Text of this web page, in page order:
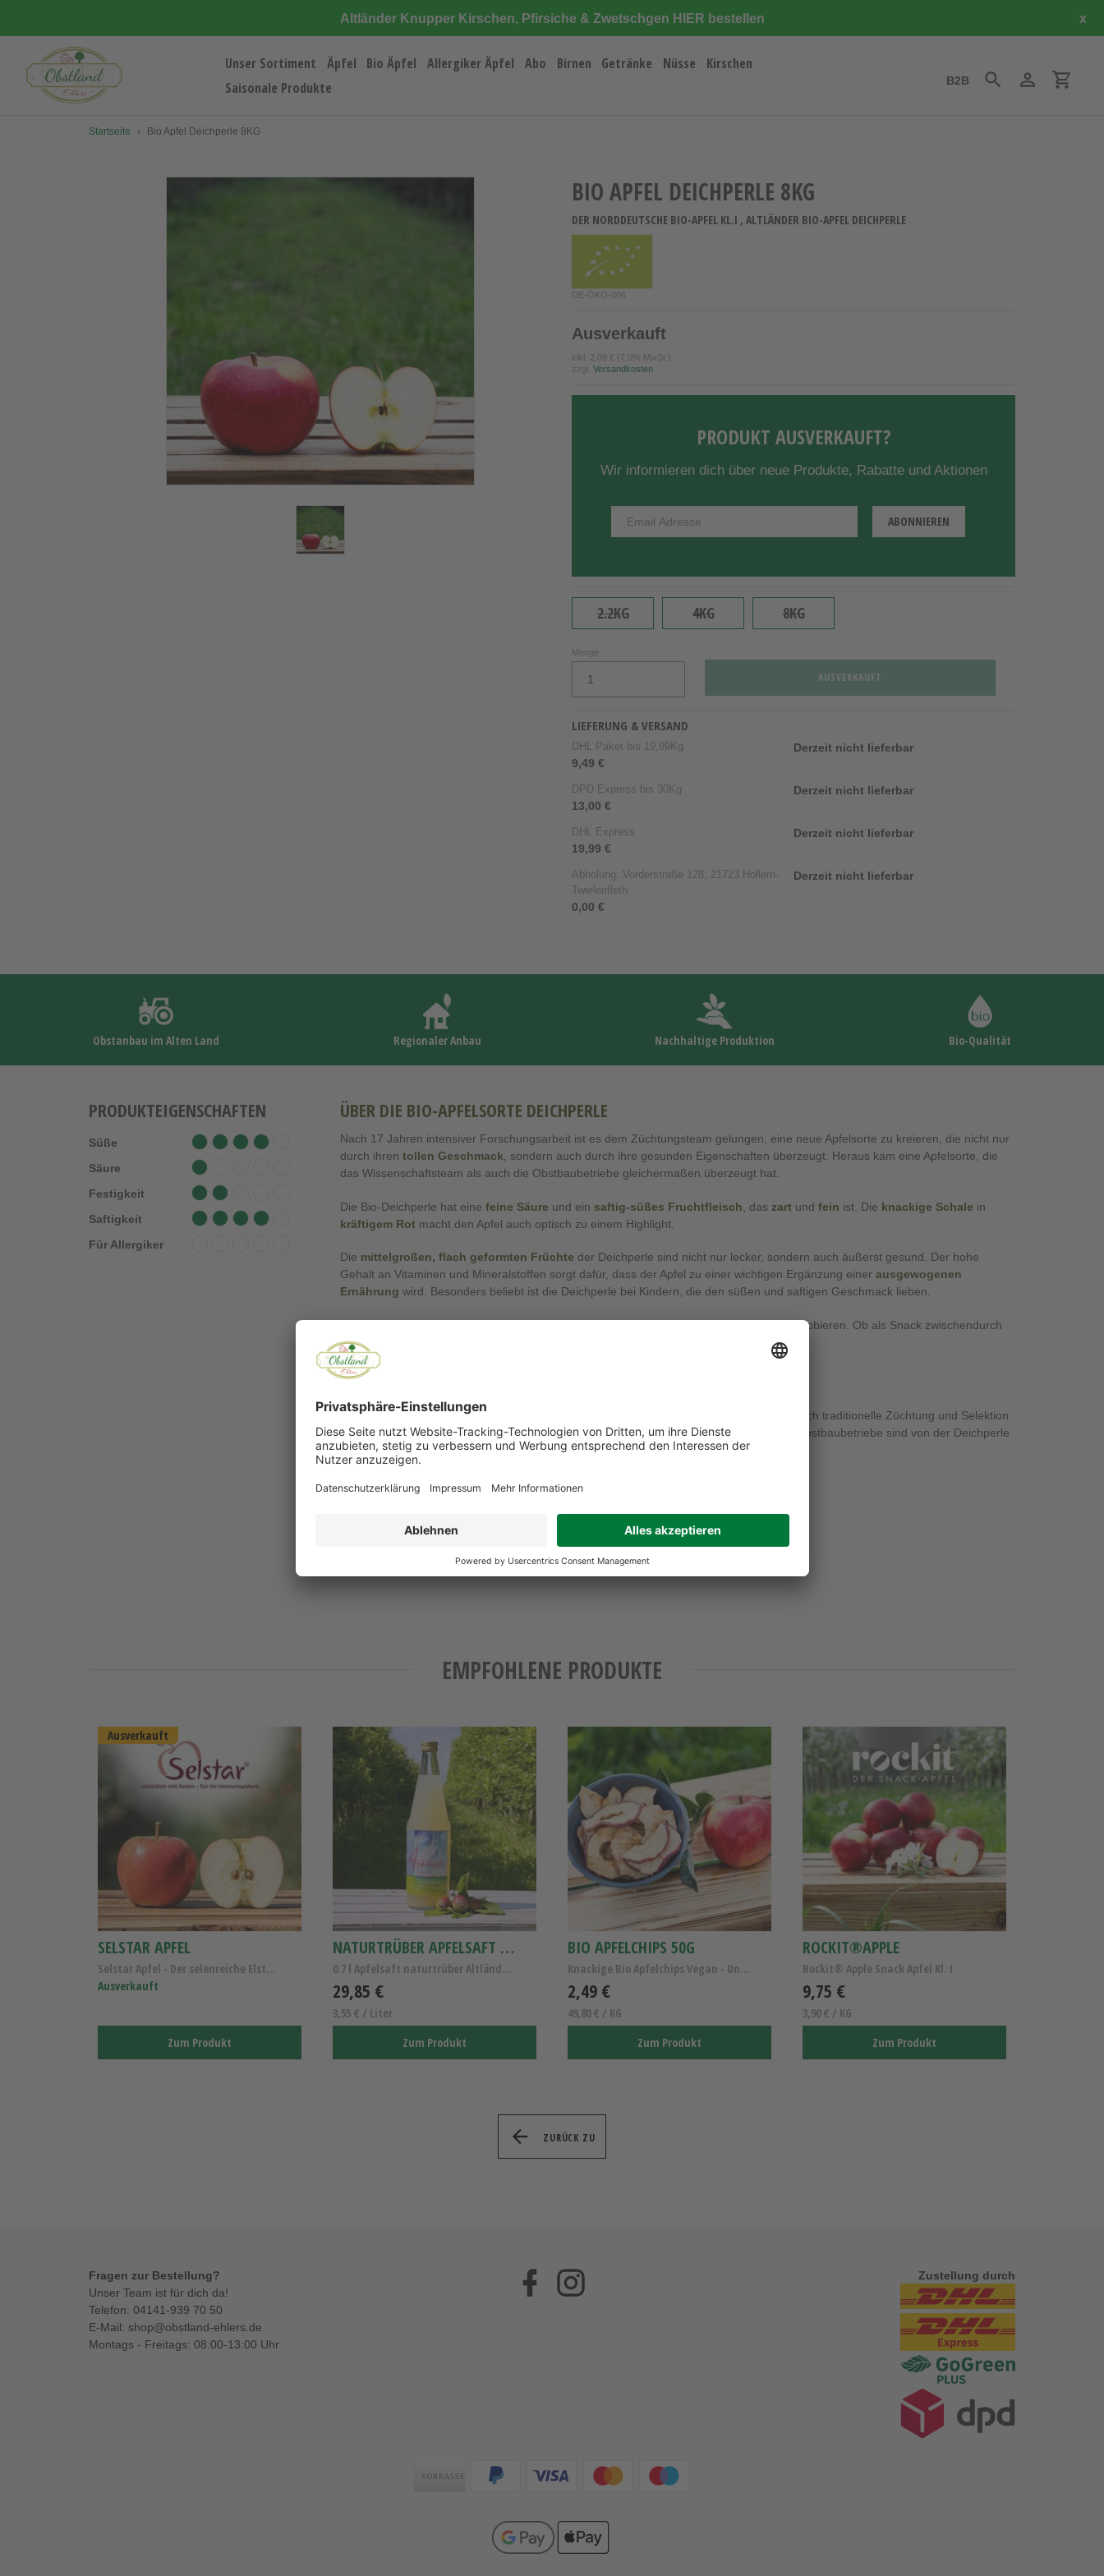
Altländer Knupper Kirschen, Pfirsiche & Zwetschgen HIER bestellen x
Unser Sortiment Äpfel Bio Äpfel Allergiker Äpfel Abo Birnen Getränke Nüsse
Kirschen
Saisonale Produkte
B2B SuchenEinloggen
Startseite › Bio Apfel Deichperle 8KG
BIO APFEL DEICHPERLE 8KG
DER NORDDEUTSCHE BIO-APFEL KL.I , ALTLÄNDER BIO-APFEL DEICHPERLE
DE-ÖKO-006
Ausverkauft
inkl. 2,09 € (7.0% MwSt.)
zzgl. Versandkosten
PRODUKT AUSVERKAUFT?
Wir informieren dich über neue Produkte, Rabatte und Aktionen
2.2KG 4KG 8KG
Menge
AUSVERKAUFT
LIEFERUNG & VERSAND
DHL Paket bis 19,99Kg
9,49 €
Derzeit nicht lieferbar
DPD Express bis 30Kg
13,00 €
Derzeit nicht lieferbar
DHL Express
19,99 €
Derzeit nicht lieferbar
Abholung: Vorderstraße 128, 21723 Hollern-
Twielenfleth
0,00 €
Derzeit nicht lieferbar
Obstanbau im Alten Land Regionaler Anbau Nachhaltige Produktion Bio-Qualität
PRODUKTEIGENSCHAFTEN
Süße
Säure
Festigkeit
Saftigkeit
Für Allergiker
ÜBER DIE BIO-APFELSORTE DEICHPERLE
Nach 17 Jahren intensiver Forschungsarbeit ist es dem Züchtungsteam gelungen, eine neue Apfelsorte zu kreieren, die nicht nur
durch ihren tollen Geschmack, sondern auch durch ihre gesunden Eigenschaften überzeugt. Heraus kam eine Apfelsorte, die
das Wissenschaftsteam als auch die Obstbaubetriebe gleichermaßen überzeugt hat.
Die Bio-Deichperle hat eine feine Säure und ein saftig-süßes Fruchtfleisch , das zart und fein ist. Die knackige Schale in
kräftigem Rot macht den Apfel auch optisch zu einem Highlight.
Die mittelgroßen, flach geformten Früchte der Deichperle sind nicht nur lecker, sondern auch äußerst gesund. Der hohe
Gehalt an Vitaminen und Mineralstoffen sorgt dafür, dass der Apfel zu einer wichtigen Ergänzung einer ausgewogenen
Ernährung wird. Besonders beliebt ist die Deichperle bei Kindern, die den süßen und saftigen Geschmack lieben.
Wer Wert auf gesunde Ernährung und Geschmack legt, sollte unbedingt die Deichperle probieren. Ob als Snack zwischendurch
oder als Zutat in Salaten oder Desserts - Der Bioapfel Deichperle macht eine super Figur!
Mehr zu der Bio-Apfelsorte Deichperle
Was die Deichperle besonders macht, ist ihre Anpassung an das norddeutsche Klima. Durch traditionelle Züchtung und Selektion
konnte die Apfelsorte perfekt an die Bedingungen in der Region angepasst werden. Die Obstbaubetriebe sind von der Deichperle
begeistert und setzen sie gerne als gesunden Snack für zwischendurch ein.
Altländer Äpfel Klasse I
EMPFOHLENE PRODUKTE
Ausverkauft
SELSTAR APFEL
Selstar Apfel - Der selenreiche Elstar Apfel - Alt...
Ausverkauft
Zum Produkt
NATURTRÜBER APFELSAFT 0.7L 1
0.7 l Apfelsaft naturtrüber Altländer Apfelsaft 12x
29,85 €
3,55 € / Liter
Zum Produkt
BIO APFELCHIPS 50G
Knackige Bio Apfelchips Vegan - Unbehandelt schone...
2,49 €
49,80 € / KG
Zum Produkt
ROCKIT®APPLE
Rockit® Apple Snack Apfel Kl. I
9,75 €
3,90 € / KG
Zum Produkt
ZURÜCK ZU
Fragen zur Bestellung?
Unser Team ist für dich da!
Telefon: 04141-939 70 50
E-Mail: shop@obstland-ehlers.de
Montags - Freitags: 08:00-13:00 Uhr
Facebook Zustellung durch
Zahlungsarten